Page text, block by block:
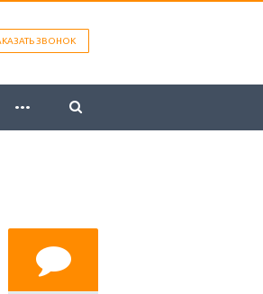
ЗВОНОК
...